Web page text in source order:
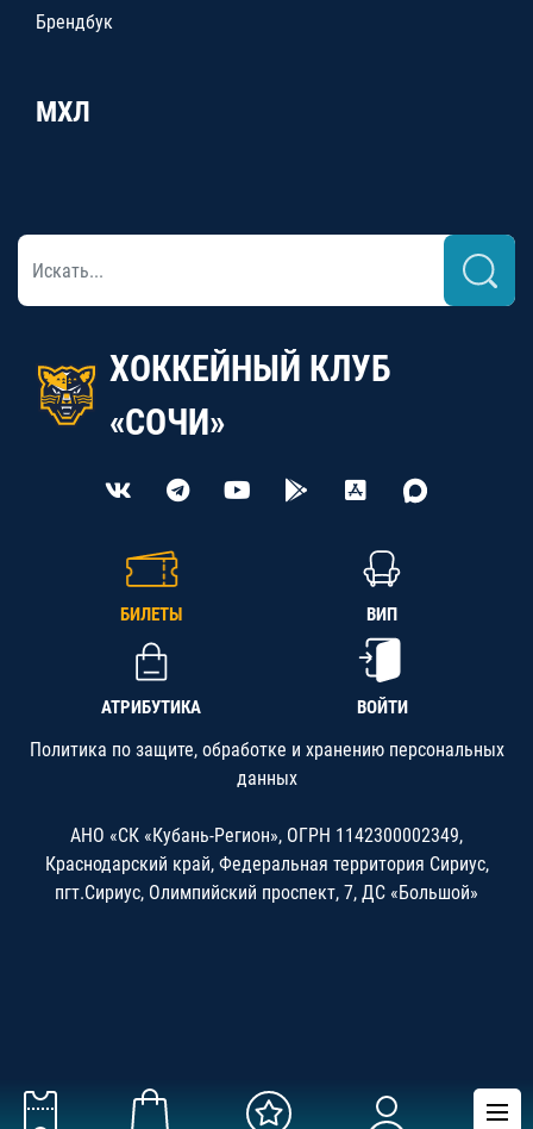
Брендбук
МХЛ
ХОККЕЙНЫЙ КЛУБ
«СОЧИ»
БИЛЕТЫ ВИП
АТРИБУТИКА ВОЙТИ
Политика по защите, обработке и хранению персональных
данных
АНО «СК «Кубань-Регион», ОГРН 1142300002349,
Краснодарский край, Федеральная территория Сириус,
пгт.Сириус, Олимпийский проспект, 7, ДС «Большой»